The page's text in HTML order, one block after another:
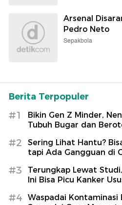
Arsenal
Pedro Neto
Sepakbola
Berita Terpopuler
#1
Bikin Gen Z Minder,
Tubuh Bugar dan
#2
Sering Lihat Hantu?
tapi Ada Gangguan di
#3
Terungkap Lewat
Ini Bisa Picu Kanker
#4
Waspadai Kontaminasi